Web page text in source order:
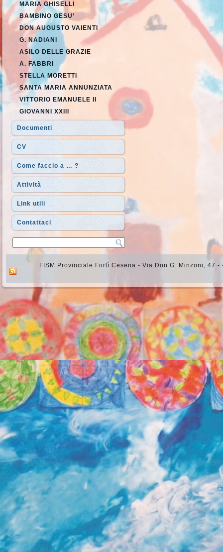
MARIA GHISELLI
BAMBINO GESU’
DON AUGUSTO VAIENTI
G. NADIANI
ASILO DELLE GRAZIE
A. FABBRI
STELLA MORETTI
SANTA MARIA ANNUNZIATA
VITTORIO EMANUELE II
GIOVANNI XXIII
Documenti
CV
Come faccio a … ?
Attività
Link utili
Contattaci
FISM Provinciale Forlì Cesena - Via Don G. Minzoni, 47